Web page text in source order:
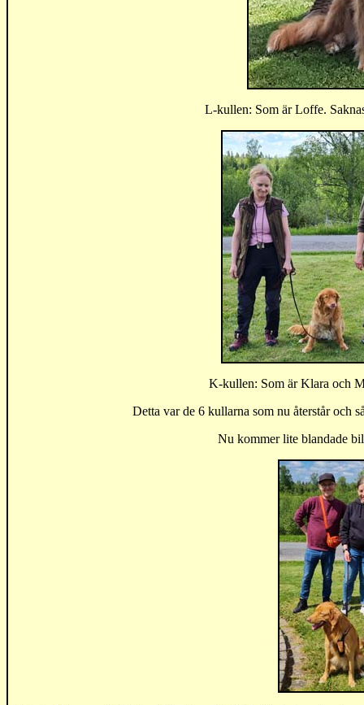
L-kullen: Som är Loffe.
K-kullen: Som är Klara och
Detta var de 6 kullarna som nu återstår och
Nu kommer lite blandade